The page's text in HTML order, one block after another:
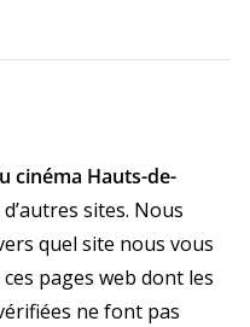
cinéma Hauts-de-
sites. Nous
quel site nous vous
pages web dont les
ne font pas